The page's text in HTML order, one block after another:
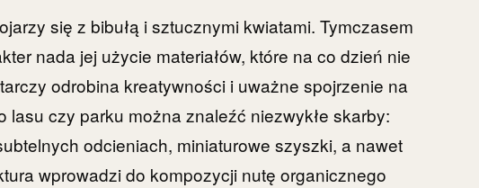
się z bibułą i sztucznymi kwiatami. Tymczasem
nada jej użycie materiałów, które na co dzień nie
odrobina kreatywności i uważne spojrzenie na
czy parku można znaleźć niezwykłe skarby:
odcieniach, miniaturowe szyszki, a nawet
wprowadzi do kompozycji nutę organicznego